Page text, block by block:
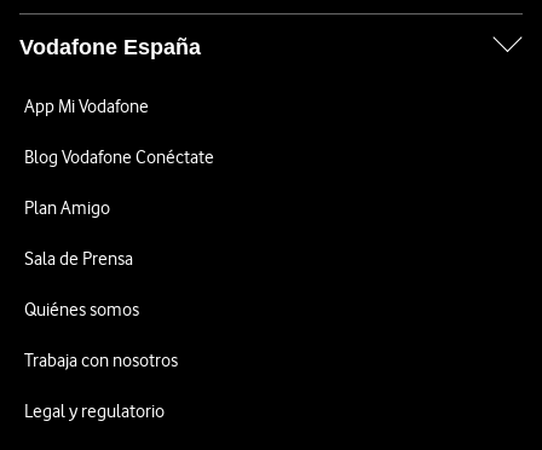
Vodafone España
App Mi Vodafone
Blog Vodafone Conéctate
Plan Amigo
Sala de Prensa
Quiénes somos
Trabaja con nosotros
Legal y regulatorio